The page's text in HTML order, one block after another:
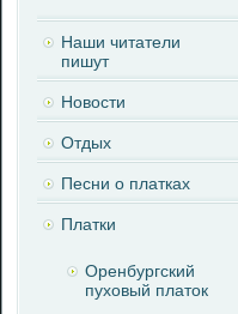
Наши читатели
пишут
Новости
Отдых
Песни о платках
Платки
Оренбургский
пуховый платок